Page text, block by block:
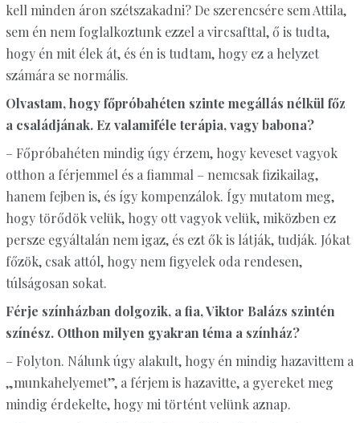
kell minden áron szétszakadni? De szerencsére sem Attila,
sem én nem foglalkoztunk ezzel a vircsafttal, ő is tudta,
hogy én mit élek át, és én is tudtam, hogy ez a helyzet
számára se normális.
Olvastam, hogy főpróbahéten szinte megállás nélkül főz
a családjának. Ez valamiféle terápia, vagy babona?
– Főpróbahéten mindig úgy érzem, hogy keveset vagyok
otthon a férjemmel és a fiammal – nemcsak fizikailag,
hanem fejben is, és így kompenzálok. Így mutatom meg,
hogy törődök velük, hogy ott vagyok velük, miközben ez
persze egyáltalán nem igaz, és ezt ők is látják, tudják. Jókat
főzök, csak attól, hogy nem figyelek oda rendesen,
túlságosan sokat.
Férje színházban dolgozik, a fia, Viktor Balázs szintén
színész. Otthon milyen gyakran téma a színház?
– Folyton. Nálunk úgy alakult, hogy én mindig hazavittem a
„munkahelyemet”, a férjem is hazavitte, a gyereket meg
mindig érdekelte, hogy mi történt velünk aznap.